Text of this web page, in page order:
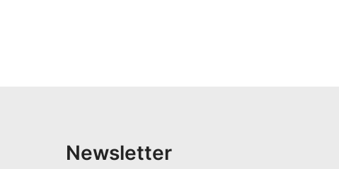
Newsletter